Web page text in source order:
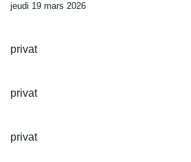
jeudi 19 mars 2026
privat
privat
privat